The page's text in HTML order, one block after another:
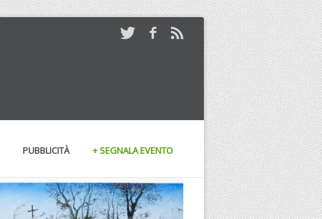
PUBBLICITÀ + SEGNALA EVENTO